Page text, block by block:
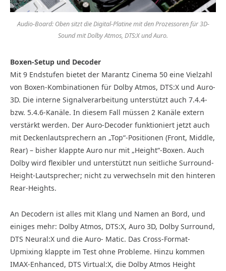
Audio-Board: Oben sitzt die Digital-Platine mit den Prozessoren für 3D-
Sound mit Dolby Atmos, DTS:X und Auro.
Boxen-Setup und Decoder
Mit 9 Endstufen bietet der Marantz Cinema 50 eine Vielzahl
von Boxen-Kombinationen für Dolby Atmos, DTS:X und Auro-
3D. Die interne Signalverarbeitung unterstützt auch 7.4.4-
bzw. 5.4.6-Kanäle. In diesem Fall müssen 2 Kanäle extern
verstärkt werden. Der Auro-Decoder funktioniert jetzt auch
mit Deckenlautsprechern an „Top“-Positionen (Front, Middle,
Rear) – bisher klappte Auro nur mit „Height“-Boxen. Auch
Dolby wird flexibler und unterstützt nun seitliche Surround-
Height-Lautsprecher; nicht zu verwechseln mit den hinteren
Rear-Heights.
An Decodern ist alles mit Klang und Namen an Bord, und
einiges mehr: Dolby Atmos, DTS:X, Auro 3D, Dolby Surround,
DTS Neural:X und die Auro- Matic. Das Cross-Format-
Upmixing klappte im Test ohne Probleme. Hinzu kommen
IMAX-Enhanced, DTS Virtual:X, die Dolby Atmos Height